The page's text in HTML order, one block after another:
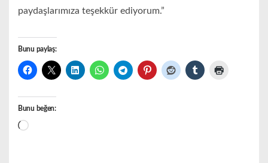
paydaşlarımıza teşekkür ediyorum.”
Bunu paylaş:
Bunu beğen:
Yükleniyor...